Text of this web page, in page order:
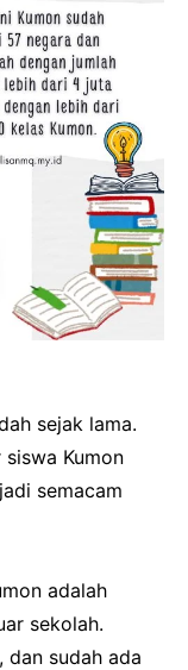
sejak lama.
Kumon
semacam
adalah
sekolah.
dan sudah ada